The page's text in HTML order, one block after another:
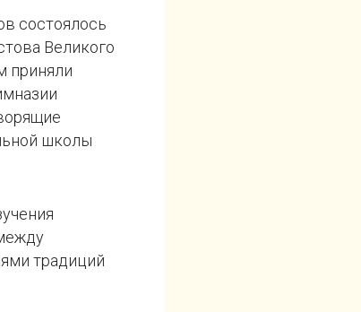
состоялось
Великого
приняли
школы
традиций